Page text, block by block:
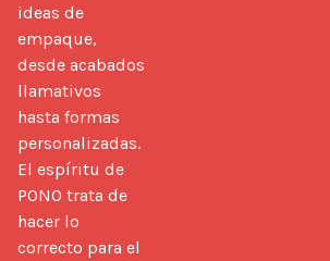
ideas de
empaque,
desde acabados
llamativos
hasta formas
personalizadas.
El espíritu de
PONO trata de
hacer lo
correcto para el